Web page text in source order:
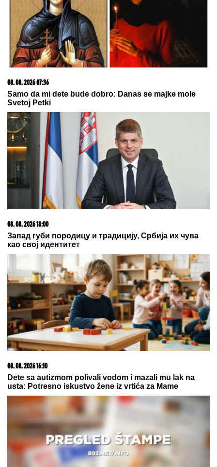
08. 08. 2026 17:43
Гренланд упозорио фирму из САД због допремања
опреме за бушење нафте без дозволе
Marija (3) se igrala u dvorištu i samo je nestala: Posle
42 godine otac je pronašao, zanemeo je kada je saznao
gde je bila
Samo da mi dete bude dobro: Danas se majke mole
Svetoj Petki